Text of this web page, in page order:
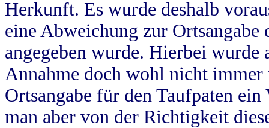
Herkunft. Es wurde deshalb
eine Abweichung zur
angegeben wurde. Hierbei wurde
Annahme doch wohl nicht
Ortsangabe für den Taufpaten
man aber von der Richtigkeit